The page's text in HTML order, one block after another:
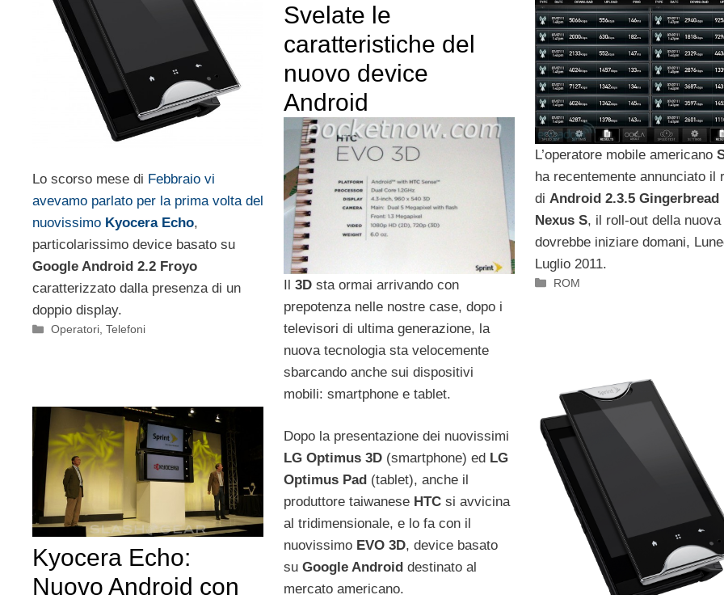
L’operatore mobile americano
ha recentemente annunciato il
di Android 2.3.5 Gingerbread
Nexus S, il roll-out della nuova
dovrebbe iniziare domani,
Luglio 2011.
Categorie
ROM
Lo scorso mese di Febbraio vi
avevamo parlato per la prima volta del
nuovissimo Kyocera Echo,
particolarissimo device basato su
Google Android 2.2 Froyo
caratterizzato dalla presenza di un
doppio display.
Categorie
Operatori,Telefoni
Svelate le
caratteristiche del
nuovo device
Android
Il 3Dsta ormai arrivando con
prepotenza nelle nostre case, dopo i
televisori di ultima generazione, la
nuova tecnologia sta velocemente
sbarcando anche sui dispositivi
mobili: smartphone e tablet.
Dopo la presentazione dei nuovissimi
LG Optimus 3D(smartphone) ed LG
Optimus Pad (tablet), anche il
produttore taiwanese HTCsi avvicina
al tridimensionale, e lo fa con il
nuovissimo EVO 3D, device basato
su Google Android destinato al
mercato americano.
Kyocera Echo:
Nuovo Android con